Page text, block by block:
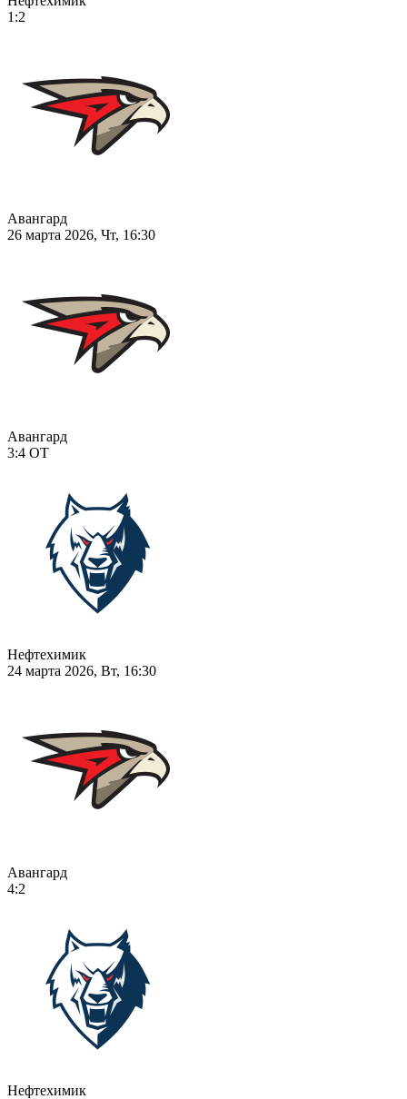
1:2
Авангард
26 марта 2026, Чт, 16:30
Авангард
3:4 ОТ
Нефтехимик
24 марта 2026, Вт, 16:30
Авангард
4:2
Нефтехимик